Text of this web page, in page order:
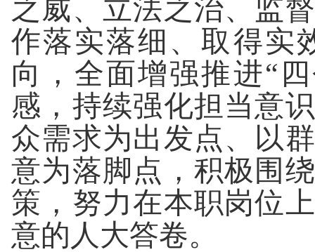
之威、立法之治、监
作落实落细、取得实
向，全面增强推进“
感，持续强化担当意
众需求为出发点、以
意为落脚点，积极围
策，努力在本职岗位
意的人大答卷。